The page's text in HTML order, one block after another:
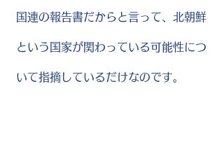
国連の報告書だからと言って、北朝鮮
という国家が関わっている可能性につ
いて指摘しているだけなのです。